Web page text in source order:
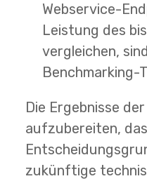
Webservice-
Leistung des
vergleichen,
Benchmarking-
Die Ergebnisse
aufzubereiten,
zukünftige